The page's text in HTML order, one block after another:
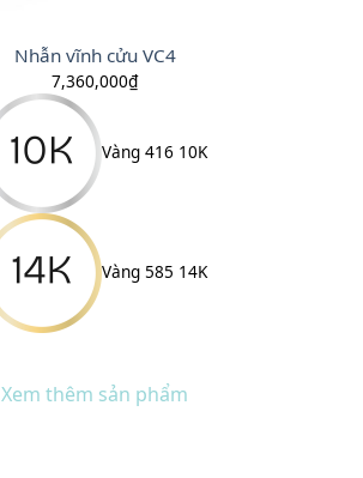
Nhẫn vĩnh cửu VC4
7,360,000₫
Vàng 416 10K
Vàng 585 14K
Xem thêm sản phẩm